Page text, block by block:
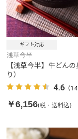
ギフト対応
浅草今半
【浅草今半】牛どん
り）
4.6 （
￥6,156(税・送料込)